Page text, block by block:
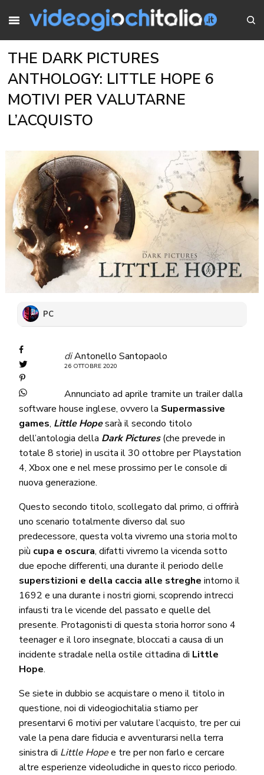
THE DARK PICTURES
ANTHOLOGY: LITTLE HOPE 6
MOTIVI PER VALUTARNE
L’ACQUISTO
PC
diAntonello Santopaolo
26 OTTOBRE 2020
Annunciato ad aprile tramite un trailer dalla
software house inglese, ovvero la Supermassive
games, Little Hopesarà il secondo titolo
dell’antologia della Dark Pictures(che prevede in
totale 8 storie) in uscita il 30 ottobre per Playstation
4, Xbox one e nel mese prossimo per le console di
nuova generazione.
Questo secondo titolo, scollegato dal primo, ci offrirà
uno scenario totalmente diverso dal suo
predecessore, questa volta vivremo una storia molto
più cupa e oscura, difatti vivremo la vicenda sotto
due epoche differenti, una durante il periodo delle
superstizioni e della caccia alle streghe intorno il
1692 e una durante i nostri giorni, scoprendo intrecci
infausti tra le vicende del passato e quelle del
presente. Protagonisti di questa storia horror sono 4
teenager e il loro insegnate, bloccati a causa di un
incidente stradale nella ostile cittadina di Little
Hope.
Se siete in dubbio se acquistare o meno il titolo in
questione, noi di videogiochitalia stiamo per
presentarvi 6 motivi per valutare l’acquisto, tre per cui
vale la pena dare fiducia e avventurarsi nella terra
sinistra di Little Hopee tre per non farlo e cercare
altre esperienze videoludiche in questo ricco periodo.